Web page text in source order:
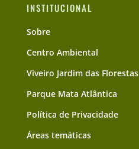
INSTITUCIONAL
Sobre
Centro Ambiental
Viveiro Jardim das Florestas
Parque Mata Atlântica
Política de Privacidade
Áreas temáticas